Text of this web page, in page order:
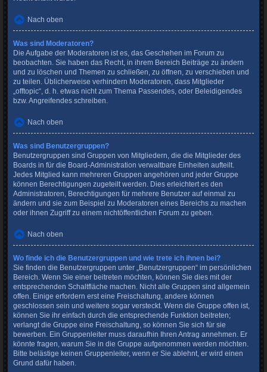
Nach oben
Was sind Moderatoren?
Die Aufgabe der Moderatoren ist es, das Geschehen im Forum zu
beobachten. Sie haben das Recht, in ihrem Bereich Beiträge zu ändern
und zu löschen und Themen zu schließen, zu öffnen, zu verschieben und
zu teilen. Üblicherweise verhindern Moderatoren, dass Mitglieder
„offtopic“, d. h. etwas nicht zum Thema Passendes, oder Beleidigendes
bzw. Angreifendes schreiben.
Nach oben
Was sind Benutzergruppen?
Benutzergruppen sind Gruppen von Mitgliedern, die die Mitglieder des
Boards in für die Board-Administration verwaltbare Einheiten aufteilt.
Jedes Mitglied kann mehreren Gruppen angehören und jeder Gruppe
können Berechtigungen zugeteilt werden. Dies erleichtert es den
Administratoren, Berechtigungen für mehrere Benutzer auf einmal zu
ändern und sie zum Beispiel zu Moderatoren eines Bereichs zu machen
oder ihnen Zugriff zu einem nichtöffentlichen Forum zu geben.
Nach oben
Wo finde ich die Benutzergruppen und wie trete ich ihnen bei?
Sie finden die Benutzergruppen unter „Benutzergruppen“ im persönlichen
Bereich. Wenn Sie einer beitreten möchten, können Sie dies mit der
entsprechenden Schaltfläche machen. Nicht alle Gruppen sind allgemein
offen. Einige erfordern erst eine Freischaltung, andere können
geschlossen sein und weitere sogar versteckt. Wenn die Gruppe offen ist,
können Sie ihr einfach durch die entsprechende Funktion beitreten;
verlangt die Gruppe eine Freischaltung, so können Sie sich für sie
bewerben. Ein Gruppenleiter muss daraufhin Ihren Antrag annehmen. Er
könnte fragen, warum Sie in die Gruppe aufgenommen werden möchten.
Bitte belästige keinen Gruppenleiter, wenn er Sie ablehnt, er wird einen
Grund dafür haben.